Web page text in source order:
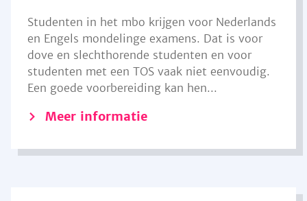
Studenten in het mbo krijgen voor Nederlands
en Engels mondelinge examens. Dat is voor
dove en slechthorende studenten en voor
studenten met een TOS vaak niet eenvoudig.
Een goede voorbereiding kan hen...
Meer informatie